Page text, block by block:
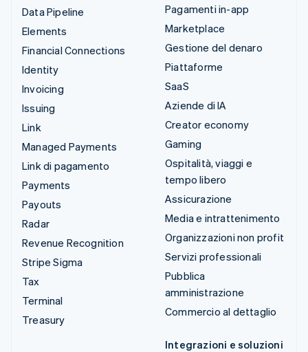
Data Pipeline
Elements
Financial Connections
Identity
Invoicing
Issuing
Link
Managed Payments
Link di pagamento
Payments
Payouts
Radar
Revenue Recognition
Stripe Sigma
Tax
Terminal
Treasury
Pagamenti in-app
Marketplace
Gestione del denaro
Piattaforme
SaaS
Aziende di IA
Creator economy
Gaming
Ospitalità, viaggi e
tempo libero
Assicurazione
Media e intrattenimento
Organizzazioni non profit
Servizi professionali
Pubblica
amministrazione
Commercio al dettaglio
Integrazioni e soluzioni